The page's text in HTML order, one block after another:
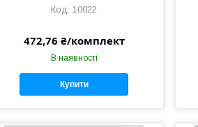
10022
472,76 ₴/комплект
В наявності
Купити